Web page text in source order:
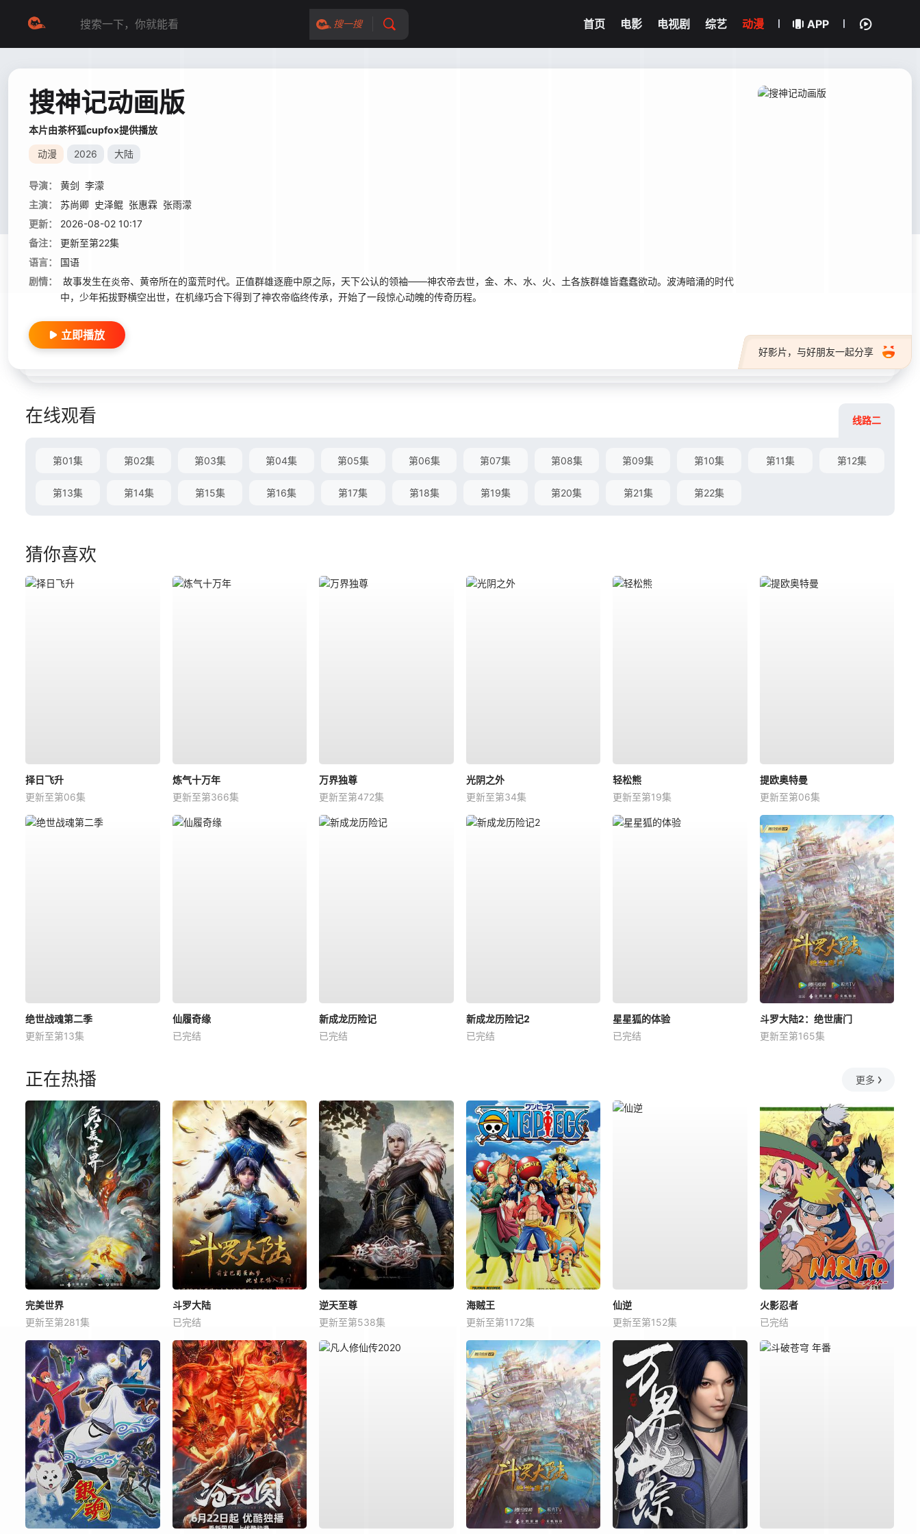
搜一搜 首页 电影 电视剧 综艺 动漫 APP
搜神记动画版
本片由茶杯狐cupfox提供播放
动漫 2026 大陆
导演： 黄剑 李濛
主演：
苏尚卿 史泽鲲 张惠霖 张雨濛
更新：
2026-08-02 10:17
备注：
更新至第22集
语言：
国语
剧情：
故事发生在炎帝、黄帝所在的蛮荒时代。正值群雄逐鹿中原之际，天下公认的领袖——神农帝去世，金、木、水、火、土各族群雄皆蠢蠢欲动。波涛暗涌的时代
中，少年拓拔野横空出世，在机缘巧合下得到了神农帝临终传承，开始了一段惊心动魄的传奇历程。
好影片，与好朋友一起分享
立即播放
在线观看 线路二
第01集 第02集 第03集 第04集 第05集 第06集 第07集 第08集 第09集 第10集 第11集 第12集
第13集 第14集 第15集 第16集 第17集 第18集 第19集 第20集 第21集 第22集
猜你喜欢
择日飞升
更新至第06集
炼气十万年
更新至第366集
万界独尊
更新至第472集
光阴之外
更新至第34集
轻松熊
更新至第19集
提欧奥特曼
更新至第06集
绝世战魂第二季
更新至第13集
仙履奇缘
已完结
新成龙历险记
已完结
新成龙历险记2
已完结
星星狐的体验
已完结
斗罗大陆2：绝世唐门
更新至第165集
正在热播 更多
完美世界
更新至第281集
斗罗大陆
已完结
逆天至尊
更新至第538集
海贼王
更新至第1172集
仙逆
更新至第152集
火影忍者
已完结